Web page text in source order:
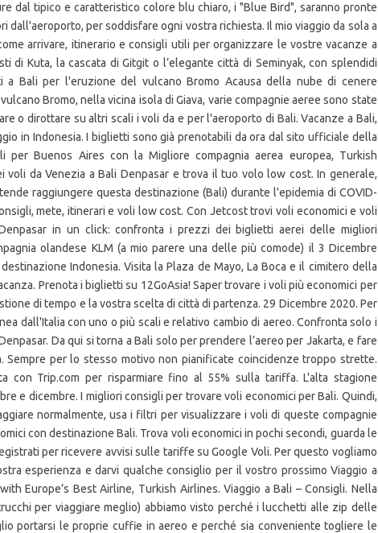
dal tipico e caratteristico colore blu chiaro, i "Blue Bird", saranno pronte
dall'aeroporto, per soddisfare ogni vostra richiesta. Il mio viaggio da sola a
arrivare, itinerario e consigli utili per organizzare le vostre vacanze a
di Kuta, la cascata di Gitgit o l’elegante città di Seminyak, con splendidi
a Bali per l'eruzione del vulcano Bromo Acausa della nube di cenere
Bromo, nella vicina isola di Giava, varie compagnie aeree sono state
o dirottare su altri scali i voli da e per l'aeroporto di Bali. Vacanze a Bali,
in Indonesia. I biglietti sono già prenotabili da ora dal sito ufficiale della
per Buenos Aires con la Migliore compagnia aerea europea, Turkish
voli da Venezia a Bali Denpasar e trova il tuo volo low cost. In generale,
raggiungere questa destinazione (Bali) durante l'epidemia di COVID-
mete, itinerari e voli low cost. Con Jetcost trovi voli economici e voli
in un click: confronta i prezzi dei biglietti aerei delle migliori
olandese KLM (a mio parere una delle più comode) il 3 Dicembre
Indonesia. Visita la Plaza de Mayo, La Boca e il cimitero della
Prenota i biglietti su 12GoAsia! Saper trovare i voli più economici per
di tempo e la vostra scelta di città di partenza. 29 Dicembre 2020. Per
dall'Italia con uno o più scali e relativo cambio di aereo. Confronta solo i
Da qui si torna a Bali solo per prendere l’aereo per Jakarta, e fare
Sempre per lo stesso motivo non pianificate coincidenze troppo strette.
con Trip.com per risparmiare fino al 55% sulla tariffa. L'alta stagione
e dicembre. I migliori consigli per trovare voli economici per Bali. Quindi,
normalmente, usa i filtri per visualizzare i voli di queste compagnie
con destinazione Bali. Trova voli economici in pochi secondi, guarda le
per ricevere avvisi sulle tariffe su Google Voli. Per questo vogliamo
esperienza e darvi qualche consiglio per il vostro prossimo Viaggio a
Europe’s Best Airline, Turkish Airlines. Viaggio a Bali – Consigli. Nella
per viaggiare meglio) abbiamo visto perché i lucchetti alle zip delle
portarsi le proprie cuffie in aereo e perché sia conveniente togliere le